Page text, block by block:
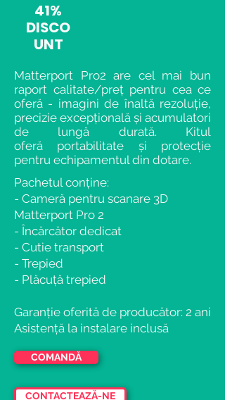
41%
DISCO
UNT
Matterport Pro2 are cel mai bun
raport calitate/preț pentru cea ce
oferă - imagini de înaltă rezoluție,
precizie excepțională și acumulatori
de lungă durată. Kitul
oferă portabilitate și protecție
pentru echipamentul din dotare.
Pachetul conține:
- Cameră pentru scanare 3D
Matterport Pro 2
- Încărcător dedicat
- Cutie transport
- Trepied
- Plăcuță trepied
Garanție oferită de producător: 2 ani
Asistență la instalare inclusă
COMANDĂ
CONTACTEAZĂ-NE